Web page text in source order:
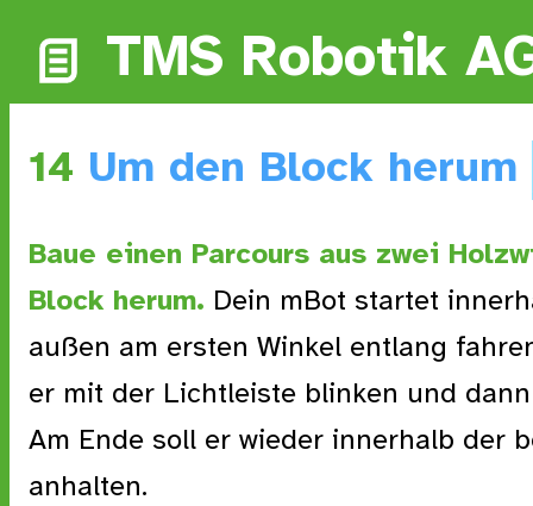
TMS Robotik
14 Um den Block herum
Baue einen Parcours aus zwei
Block herum. Dein mBot startet
außen am ersten Winkel entlang
er mit der Lichtleiste blinken und
Am Ende soll er wieder innerhalb der
anhalten.